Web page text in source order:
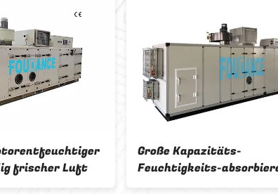
Trocknendes trockenes
Luftsystem-industrielles
Trockenmittel für